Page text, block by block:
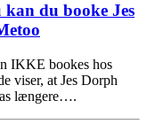
du booke Jes
IKKE bookes hos
viser, at Jes Dorph
længere….